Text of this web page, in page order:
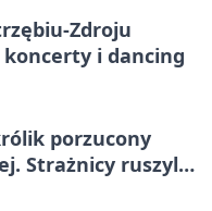
Zdroju
i dancing
porzucony
Strażnicy ruszyli